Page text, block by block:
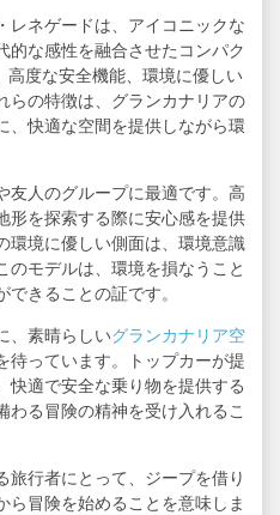
レネゲードは、アイコニックな
的な感性を融合させたコンパク
高度な安全機能、環境に優しい
らの特徴は、グランカナリアの
、快適な空間を提供しながら環
友人のグループに最適です。高
形を探索する際に安心感を提供
環境に優しい側面は、環境意識
のモデルは、環境を損なうこと
きることの証です。
、素晴らしいグランカナリア空
待っています。トップカーが提
快適で安全な乗り物を提供する
わる冒険の精神を受け入れるこ
旅行者にとって、ジープを借り
ら冒険を始めることを意味しま